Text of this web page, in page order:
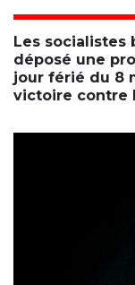
Les socialistes
déposé une
jour férié du 8
victoire contre